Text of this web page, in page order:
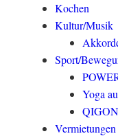
Kochen
Kultur/Musik
Sport/
Yoga
Vermietungen